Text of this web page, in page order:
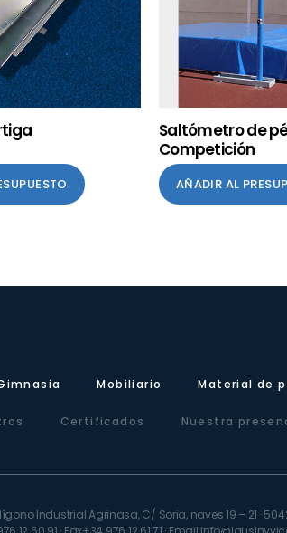
Saltómetro de
Competición
AÑADIR AL
Mobiliario Material de
Certificados Nuestra
Industrial Agrinasa, C/ Soria, naves 19 – 21 ·